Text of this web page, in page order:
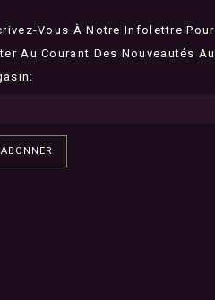
Vous À Notre Infolettre Pour
Au Courant Des Nouveautés Au